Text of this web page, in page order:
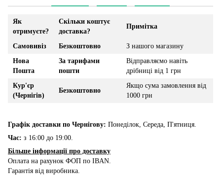
Як
отримуєте?
Скільки коштує
доставка?
Примітка
Самовивіз Безкоштовно
З нашого магазину
Нова
Пошта
За тарифами
пошти
Відправляємо навіть
дрібниці від 1 грн
Кур'єр
(Чернігів)
Безкоштовно
Якщо сума замовлення від
1000 грн
Графік доставки по Чернігову: Понеділок, Середа, П'ятниця.
Час: з 16:00 до 19:00.
Більше інформації про доставку
Оплата на рахунок ФОП по IBAN.
Гарантія від виробника.